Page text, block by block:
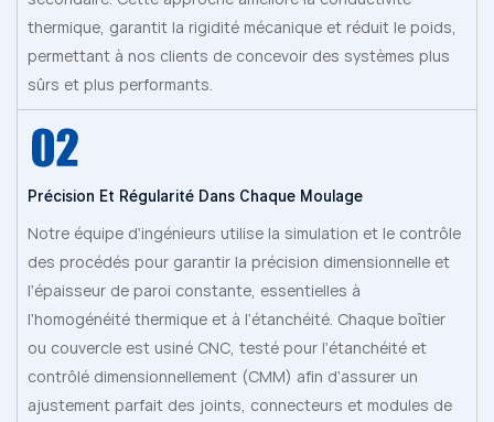
thermique, garantit la rigidité mécanique et réduit le poids,
permettant à nos clients de concevoir des systèmes plus
sûrs et plus performants.
Précision Et Régularité Dans Chaque Moulage
Notre équipe d'ingénieurs utilise la simulation et le contrôle
des procédés pour garantir la précision dimensionnelle et
l'épaisseur de paroi constante, essentielles à
l'homogénéité thermique et à l'étanchéité. Chaque boîtier
ou couvercle est usiné CNC, testé pour l'étanchéité et
contrôlé dimensionnellement (CMM) afin d'assurer un
ajustement parfait des joints, connecteurs et modules de